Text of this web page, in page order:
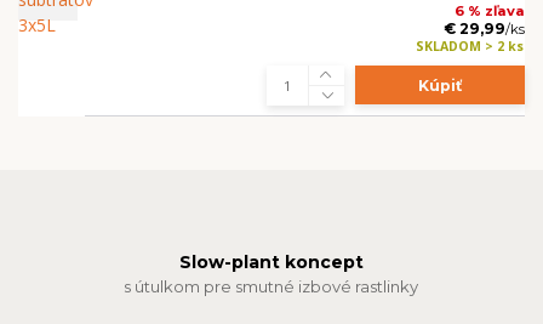
6 % zľava
€ 29,99/ks
SKLADOM > 2 ks
Kúpiť
Slow-plant koncept
s útulkom pre smutné izbové rastlinky